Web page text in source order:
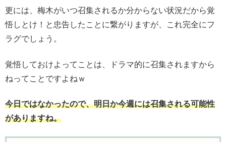
更には、梅木がいつ召集されるか分からない状況だから覚
悟しとけ！と忠告したことに繋がりますが、これ完全にフ
ラグでしょう。
覚悟しておけよってことは、ドラマ的に召集されますから
ねってことですよねｗ
今日ではなかったので、明日か今週には召集される可能性
がありますね。